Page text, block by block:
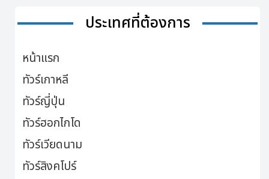
ประเทศที่ต้องการ
หน้าแรก
ทัวร์เกาหลี
ทัวร์ญี่ปุ่น
ทัวร์ฮอกไกโด
ทัวร์เวียดนาม
ทัวร์สิงคโปร์